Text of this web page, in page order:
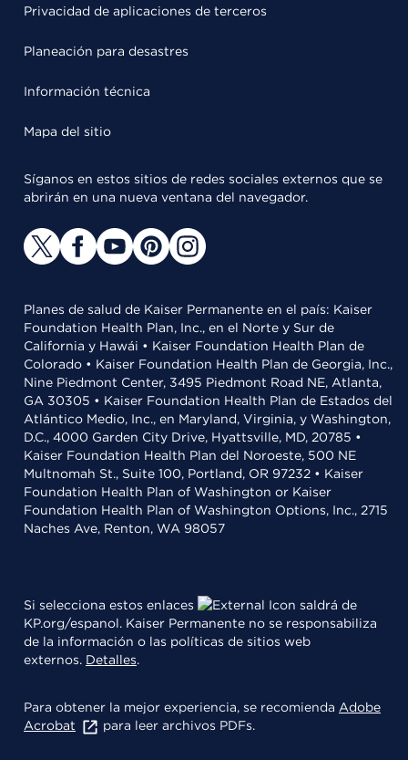
Privacidad de aplicaciones de terceros
Planeación para desastres
Información técnica
Mapa del sitio
Síganos en estos sitios de redes sociales externos que se
abrirán en una nueva ventana del navegador.
Planes de salud de Kaiser Permanente en el país: Kaiser
Foundation Health Plan, Inc., en el Norte y Sur de
California y Hawái • Kaiser Foundation Health Plan de
Colorado • Kaiser Foundation Health Plan de Georgia, Inc.,
Nine Piedmont Center, 3495 Piedmont Road NE, Atlanta,
GA 30305 • Kaiser Foundation Health Plan de Estados del
Atlántico Medio, Inc., en Maryland, Virginia, y Washington,
D.C., 4000 Garden City Drive, Hyattsville, MD, 20785 •
Kaiser Foundation Health Plan del Noroeste, 500 NE
Multnomah St., Suite 100, Portland, OR 97232 • Kaiser
Foundation Health Plan of Washington or Kaiser
Foundation Health Plan of Washington Options, Inc., 2715
Naches Ave, Renton, WA 98057
Si selecciona estos enlaces
saldrá de
KP.org/espanol. Kaiser Permanente no se responsabiliza
de la información o las políticas de sitios web
externos. Detalles.
Para obtener la mejor experiencia, se recomienda Adobe
Acrobat
para leer archivos PDFs.